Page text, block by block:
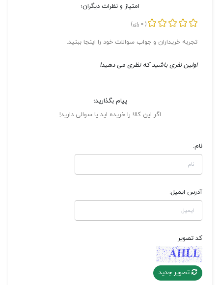
امتیاز و نظرات دیگران؛
(
0 رای)
تجربه خریداران و جواب سوالات خود را اینجا ببنید.
اولین نفری باشید که نظری می دهید!
پیام بگذارید؛
اگر این کالا را خریده اید یا سوالی دارید!
نام:
آدرس ایمیل:
کد تصویر
تصویر جدید